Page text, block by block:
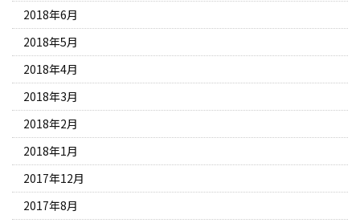
2018年6月
2018年5月
2018年4月
2018年3月
2018年2月
2018年1月
2017年12月
2017年8月